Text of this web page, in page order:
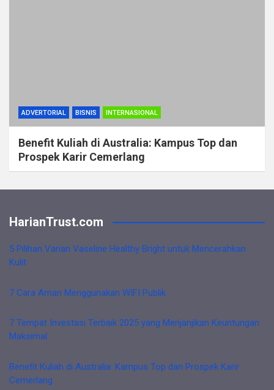
ADVERTORIAL BISNIS INTERNASIONAL
Benefit Kuliah di Australia: Kampus Top dan
Prospek Karir Cemerlang
HarianTrust.com
5 Pilihan Varian Vaseline Healthy Bright untuk Mencerahkan
Kulit
7 Cara Aman Menggunakan WIFI Publik
7 Tempat Investasi Terbaik 2025 yang Menjanjikan Keuntungan
Maksimal
Benefit Kuliah di Australia: Kampus Top dan Prospek Karir
Cemerlang